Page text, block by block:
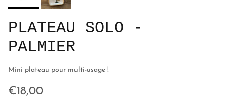
PLATEAU SOLO -
PALMIER
Mini plateau pour multi-usage !
Prix habituel
€18,00